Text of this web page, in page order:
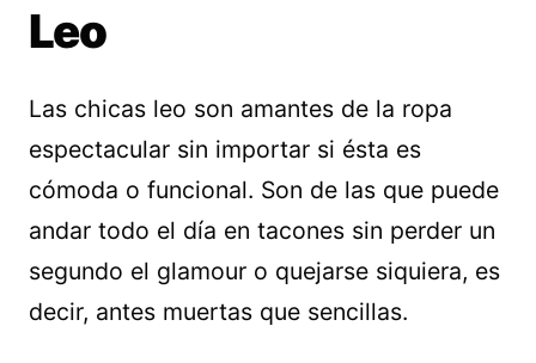
Leo
Las chicas leo son amantes de la ropa
espectacular sin importar si ésta es
cómoda o funcional. Son de las que puede
andar todo el día en tacones sin perder un
segundo el glamour o quejarse siquiera, es
decir, antes muertas que sencillas.